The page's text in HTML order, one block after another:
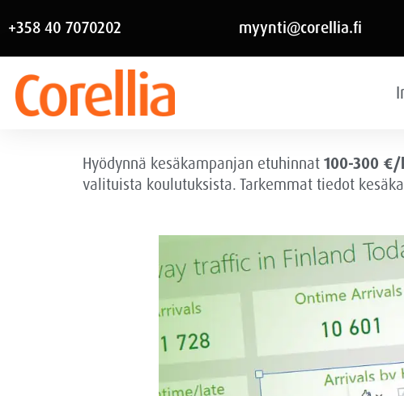
+358 40 7070202 myynti@corellia.fi
Hyödynnä kesäkampanjan etuhinnat 100-300
valituista koulutuksista. Tarkemmat tiedot